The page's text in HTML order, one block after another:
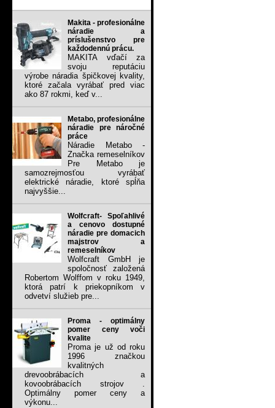
Makita - profesionálne
náradie a
príslušenstvo pre
každodennú prácu.
MAKITA vďačí za
svoju reputáciu
výrobe náradia špičkovej kvality,
ktoré začala vyrábať pred viac
ako 87 rokmi, keď v...
Metabo, profesionálne
náradie pre náročné
práce
Náradie Metabo -
Značka remeselníkov
Pre Metabo je
samozrejmosťou vyrábať
elektrické náradie, ktoré spĺňa
najvyššie...
Wolfcraft- Spoľahlivé
a cenovo dostupné
náradie pre domacich
majstrov a
remeselníkov
Wolfcraft GmbH je
spoločnosť založená
Robertom Wolffom v roku 1949,
ktorá patrí k priekopníkom v
odvetví služieb pre...
Proma - optimálny
pomer ceny voči
kvalite
Proma je už od roku
1996 značkou
kvalitných
drevoobrábacích a
kovoobrábacích strojov .
Optimálny pomer ceny a
výkonu...